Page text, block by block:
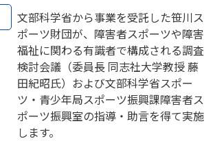
知る学ぶ
INCUBATOR ―スポーツ政策の『卵』 ―
検証
文部科学省から事業を受託した笹川ス
ポーツ財団が、障害者スポーツや障害
福祉に関わる有識者で構成される調査
検討会議（委員長 同志社大学教授 藤
田紀昭氏）および文部科学省スポー
ツ・青少年局スポーツ振興課障害者ス
ポーツ振興室の指導・助言を得て実施
します。